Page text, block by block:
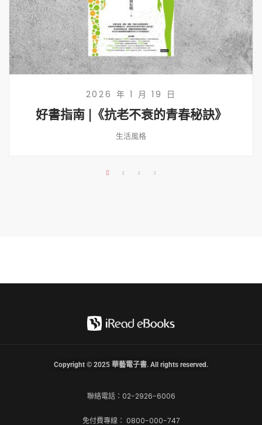
2026 年 1 月 19 日
好書指南 |《抗老不衰的青春秘訣》
生活風格
聯絡電話：02-2926-6006
免付費專線： 0800-000-747
Copyright © 2025 華藝電子書. All rights reserved.